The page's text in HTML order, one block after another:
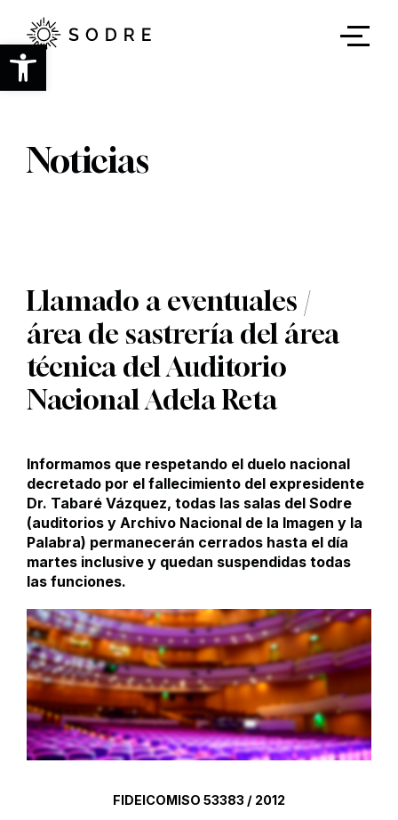
Abrir barra de herramientas
contenido
principal
Noticias
Llamado a eventuales /
área de sastrería del área
técnica del Auditorio
Nacional Adela Reta
Informamos que respetando el duelo nacional
decretado por el fallecimiento del expresidente
Dr. Tabaré Vázquez, todas las salas del Sodre
(auditorios y Archivo Nacional de la Imagen y la
Palabra) permanecerán cerrados hasta el día
martes inclusive y quedan suspendidas todas
las funciones.
FIDEICOMISO 53383 / 2012